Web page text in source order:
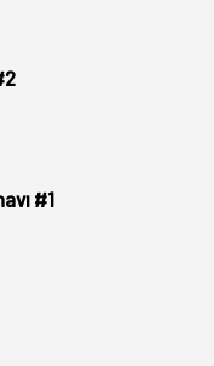
#1